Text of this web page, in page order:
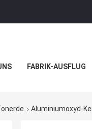
FABRIK-AUSFLUG
Aluminiumoxyd-